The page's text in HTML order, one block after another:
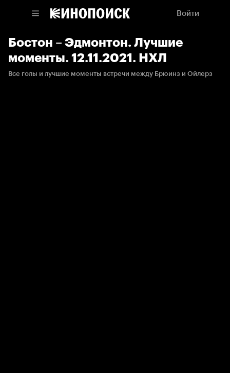
Войти
Бостон – Эдмонтон. Лучшие
моменты. 12.11.2021. НХЛ
Все голы и лучшие моменты встречи между Брюинз и Ойлерз